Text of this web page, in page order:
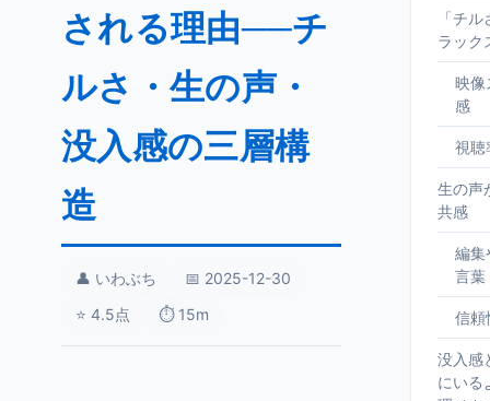
される理由──チ
ルさ・生の声・
没入感の三層構
造
👤 いわぶち
📅 2025-12-30
⭐ 4.5点
⏱️ 15m
「チ
ラック
映像
感
視聴
生の声
共感
編集
言葉
信頼
没入感
にいる